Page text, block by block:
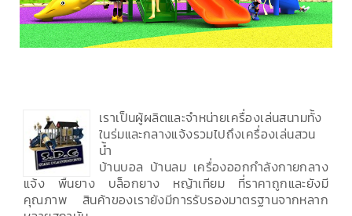
เราเป็นผู้ผลิตและจำหน่ายเครื่องเล่นสนามทั้ง
ในร่มและกลางแจ้งรวมไปถึงเครื่องเล่นสวน
น้ำ
บ้านบอล บ้านลม เครื่องออกกำลังกายกลาง
แจ้ง พื้นยาง บล็อกยาง หญ้าเทียม ที่ราคาถูกและยังมี
คุณภาพ สินค้าของเรายังมีการรับรองมาตรฐานจากหลาก